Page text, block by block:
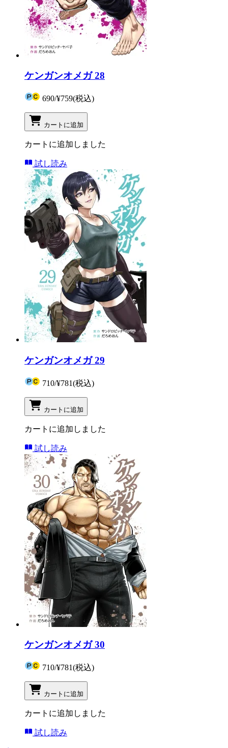
ケンガンオメガ 28
690/¥759(税込)
カートに追加
カートに追加しました
試し読み
ケンガンオメガ 29
710/¥781(税込)
カートに追加
カートに追加しました
試し読み
ケンガンオメガ 30
710/¥781(税込)
カートに追加
カートに追加しました
試し読み